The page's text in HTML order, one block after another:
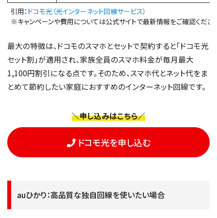
引用： ドコモ光（光インターネット回線サービス）
※キャンペーンや費用については公式サイトで最新情報をご確認くださ
最大の特徴は、ドコモのスマホとセットで契約すると「ドコモ光
セット割」が適用され、家族全員のスマホ料金が毎月最大
1,100円割引になる点です。そのため、スマホ代とネット代をま
とめて節約したい家庭におすすめのインターネット回線です。
＼申し込みはこちら／
ドコモ光を申し込む
auひかり：高品質な独自回線を使いたい場合